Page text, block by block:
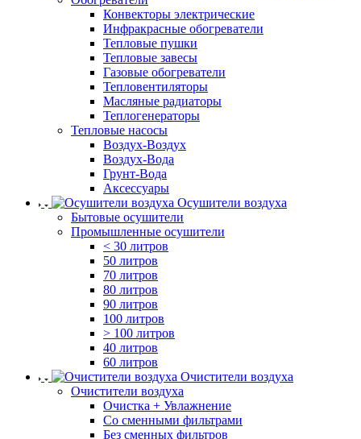
Конвекторы электрические
Инфракрасные обогреватели
Тепловые пушки
Тепловые завесы
Газовые обогреватели
Тепловентиляторы
Масляные радиаторы
Теплогенераторы
Тепловые насосы
Воздух-Воздух
Воздух-Вода
Грунт-Вода
Аксессуары
Осушители воздуха
Бытовые осушители
Промышленные осушители
< 30 литров
50 литров
70 литров
80 литров
90 литров
100 литров
> 100 литров
40 литров
60 литров
Очистители воздуха
Очистители воздуха
Очистка + Увлажнение
Cо сменными фильтрами
Без сменных фильтров